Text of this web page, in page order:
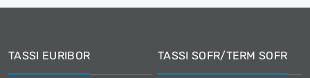
TASSI EURIBOR TASSI SOFR/TERM SOFR